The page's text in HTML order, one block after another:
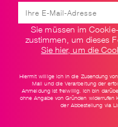
Newsletter
Sie müssen im
zustimmen, um dieses
Sie hier, um die
Hiermit willige ich in die Zusendung
Mail und die Verarbeitung der
Anmeldung ist freiwillig. Ich bin
ohne Angabe von Gründen
der Abbestellung via